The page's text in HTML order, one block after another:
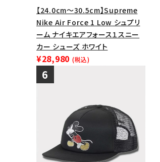
【24.0cm～30.5cm】Supreme
Nike Air Force 1 Low シュプリ
ーム ナイキエアフォース１スニー
カー シューズ ホワイト
¥28,980 (税込)